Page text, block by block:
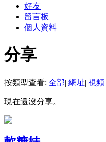
好友
留言板
個人資料
分享
按類型查看: 全部| 網址| 視頻|
現在還沒分享。